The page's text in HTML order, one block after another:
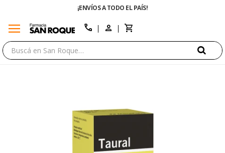
¡ENVÍOS A TODO EL PAÍS!
menu call
close